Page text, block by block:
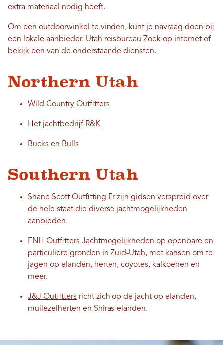
extra materiaal nodig heeft.
Om een ​​outdoorwinkel te vinden, kunt je navraag doen bij
een lokale aanbieder. Utah reisbureau Zoek op internet of
bekijk een van de onderstaande diensten.
Northern Utah
Wild Country Outfitters
Het jachtbedrijf R&K
Bucks en Bulls
Southern Utah
Shane Scott Outfitting Er zijn gidsen verspreid over
de hele staat die diverse jachtmogelijkheden
aanbieden.
FNH Outfitters Jachtmogelijkheden op openbare en
particuliere gronden in Zuid-Utah, met kansen om te
jagen op elanden, herten, coyotes, kalkoenen en
meer.
J&J Outfitters richt zich op de jacht op elanden,
muilezelherten en Shiras-elanden.